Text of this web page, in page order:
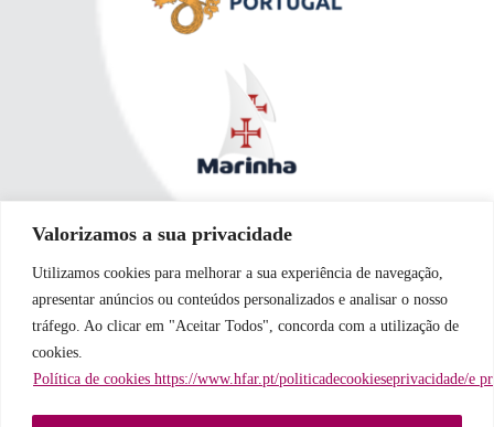
Valorizamos a sua privacidade
Utilizamos cookies para melhorar a sua experiência de navegação,
apresentar anúncios ou conteúdos personalizados e analisar o nosso
tráfego. Ao clicar em "Aceitar Todos", concorda com a utilização de
cookies.
Política de cookies https://www.hfar.pt/politicadecookieseprivacidade/e